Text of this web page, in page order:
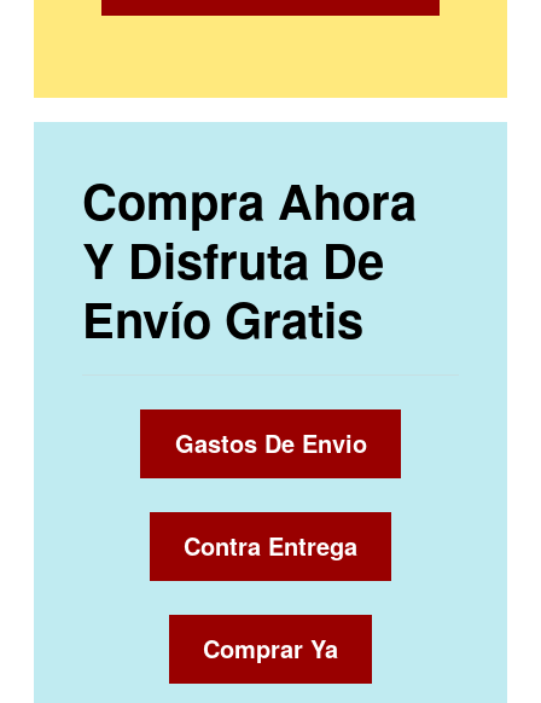
Compra Ahora
Y Disfruta De
Envío Gratis
Gastos De Envio
Contra Entrega
Comprar Ya